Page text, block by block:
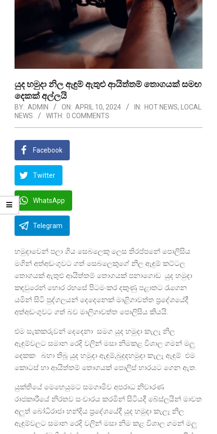
යුද හමුදා නිල ඇඳුම් ඇතුළු ආයිත්තම් තොගයක් සමඟ
දෙකක් අල්ලයි
BY: ADMIN ON: APRIL 10, 2024 IN: HOT NEWS,
LOCAL
NEWS
WITH: 0 COMMENTS
Facebook
Twitter
WhatsApp
Telegram
හමුදාවෙන් පලා ගිය සෙබලෙකු ලෙස තිරප්පනේ පොලිසිය
මගින් අත්අඩංගුවට ගත් සෙබලෙකුගේ නිල ඇඳුම් කට්ටල
තොගයක් ඇතුළු ආයිත්තම් තොගයක් පනාගොඩ යුද හමුදා
කඳවුරෙන් හොර රහසේ පිටමංකර දකුණු පළාතට රැගෙන
යමින් සිටි පුද්ගලයන් දෙදෙනෙක් මාළිගාවත්ත ප්‍රදේශයේදී
අත්අඩංගුවට ගත් බව මාලිගාවත්ත පොලිසිය කියයි.
එම සැකකරුවන් දෙදෙනා සමග යුද හමුදා කැලෑ නිල
ඇඳුම්වලට සමාන රෙදි වලින් මසා නිමකළ විශාල ගමන් මලු
දෙකක බහා තිබූ යුද හමුදා ඇඳුම්,බුදුදහමුදා කැලෑ ඇඳුම් එම
කොටස් හා ආයිත්තම් තොගයක් පොලිස් භාරයට ගෙන ඇත.
යුක්තියේ මෙහෙයුමට සමගාමීව අපරාධ නිවාරණ
රාජකාරීයේ නිරතව සංචාරය කරමින් සිටියදී බේස්ලයින් මාවත
අලුත් බෝධිරාජා හන්දිය ප්‍රදේශයේදී යුද හමුදා කැලෑ නිල
ඇඳුම්වලට සමාන රෙදි වලින් මසා නිම කළ විශාල ගමන් මලු